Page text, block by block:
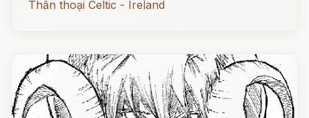
Thần thoại Celtic - Ireland